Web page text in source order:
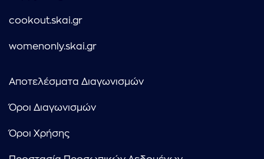
cookout.skai.gr
womenonly.skai.gr
Αποτελέσματα Διαγωνισμών
Όροι Διαγωνισμών
Όροι Χρήσης